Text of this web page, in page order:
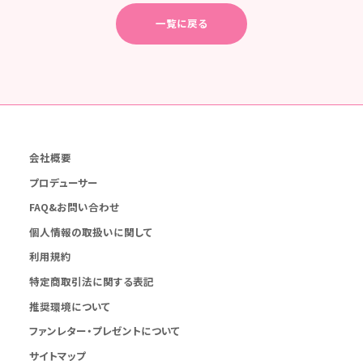
一覧に戻る
会社概要
プロデューサー
FAQ&お問い合わせ
個人情報の取扱いに関して
利用規約
特定商取引法に関する表記
推奨環境について
ファンレター・プレゼントについて
サイトマップ